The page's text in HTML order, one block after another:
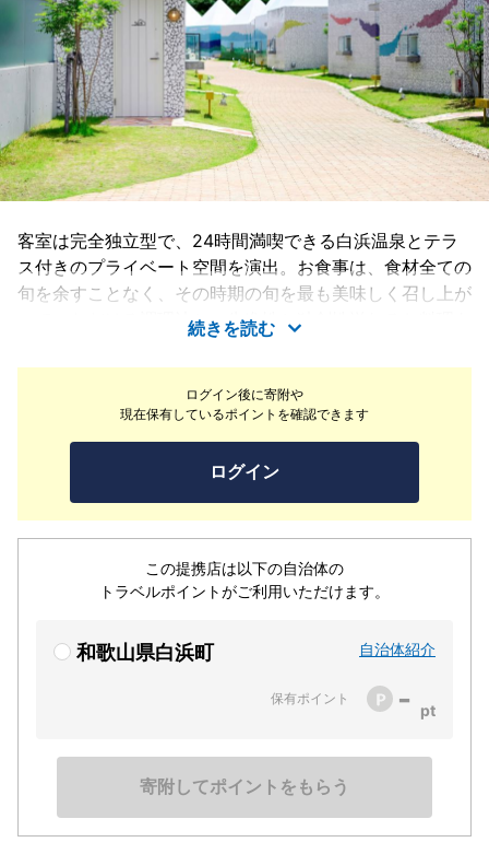
ログイン後に寄附や
現在保有しているポイントを確認できます
ログイン
この提携店は以下の自治体の
トラベルポイントがご利用いただけます。
和歌山県白浜町 自治体紹介
保有ポイント -
寄附してポイントをもらう
客室は完全独立型で、24時間満喫できる白浜温泉とテラ
ス付きのプライベート空間を演出。お食事は、食材全ての
旬を余すことなく、その時期の旬を最も美味しく召し上が
っていただける調理法と、先進性と独創性溢れるお料理を
お楽しみいただけます。ライヴダイニングでは、臨場感あ
ふれるパフォーマンスとともに、五感を刺激する体感料理
続きを読む